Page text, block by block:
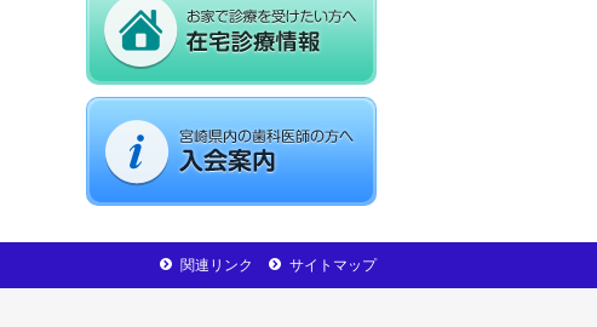
サイトマップ
関連リンク